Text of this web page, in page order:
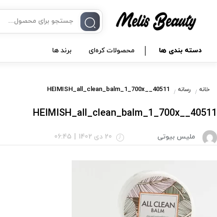
دسته بندی ها محصولات کره‌ای برند ها
خانه رسانه
HEIMISH_all_clean_balm_1_700x__40511
ملیس بیوتی 20 دی 1402 06:45